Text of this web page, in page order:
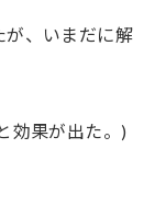
が、いまだに解
効果が出た。)